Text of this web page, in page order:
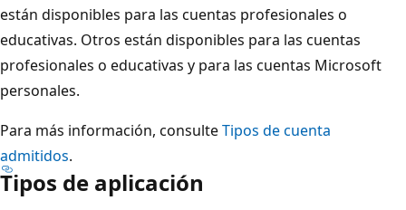
están disponibles para las cuentas profesionales o
educativas. Otros están disponibles para las cuentas
profesionales o educativas y para las cuentas Microsoft
personales.
Para más información, consulteTipos de cuenta
admitidos.
Tipos de aplicación